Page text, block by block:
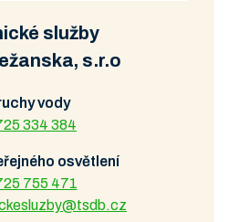
služby
s.r.o
vody
334 384
osvětlení
755 471